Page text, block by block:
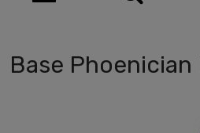
Base Phoenician